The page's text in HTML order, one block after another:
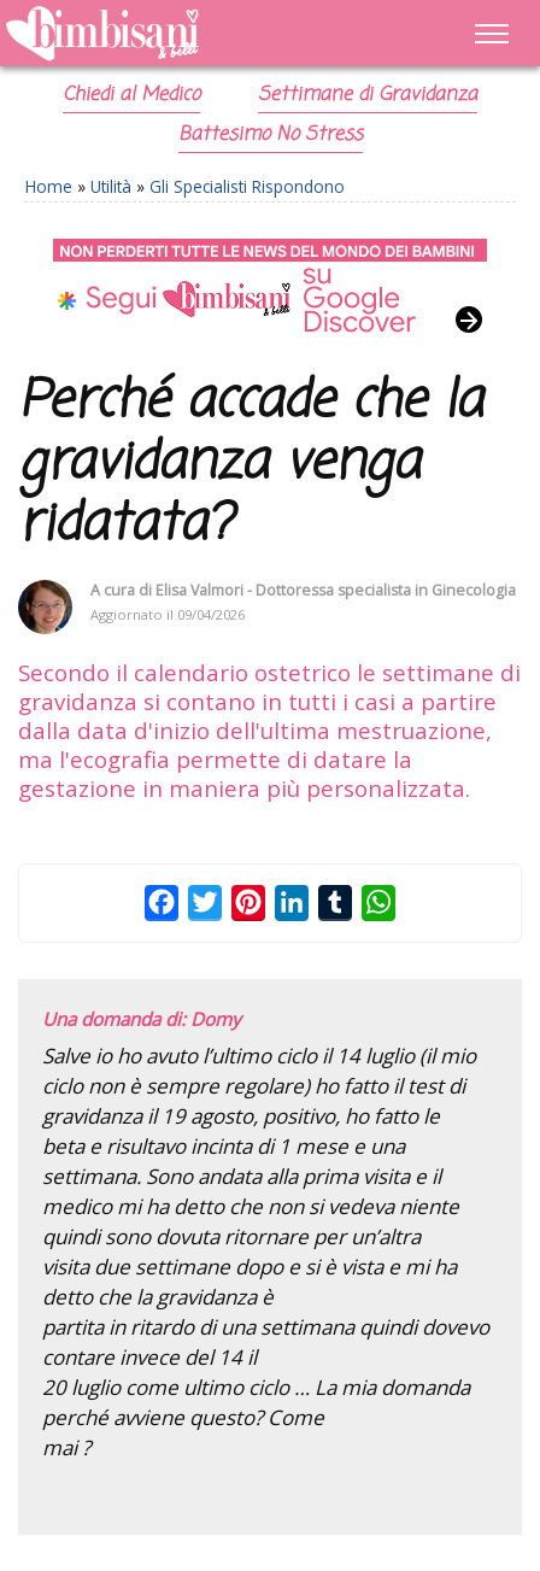
Chiedi al Medico
Settimane di Gravidanza
Battesimo No Stress
Home » Utilità » Gli Specialisti Rispondono
Perché accade che la
gravidanza venga
ridatata?
A cura di Elisa Valmori - Dottoressa specialista in Ginecologia
Aggiornato il 09/04/2026
Secondo il calendario ostetrico le settimane di
gravidanza si contano in tutti i casi a partire
dalla data d'inizio dell'ultima mestruazione,
ma l'ecografia permette di datare la
gestazione in maniera più personalizzata.
FacebookTwitterPinterestLinkedInTumblr
Una domanda di: Domy
Salve io ho avuto l’ultimo ciclo il 14 luglio (il mio
ciclo non è sempre regolare) ho fatto il test di
gravidanza il 19 agosto, positivo, ho fatto le
beta e risultavo incinta di 1 mese e una
settimana. Sono andata alla prima visita e il
medico mi ha detto che non si vedeva niente
quindi sono dovuta ritornare per un’altra
visita due settimane dopo e si è vista e mi ha
detto che la gravidanza è
partita in ritardo di una settimana quindi dovevo
contare invece del 14 il
20 luglio come ultimo ciclo … La mia domanda
perché avviene questo? Come
mai ?